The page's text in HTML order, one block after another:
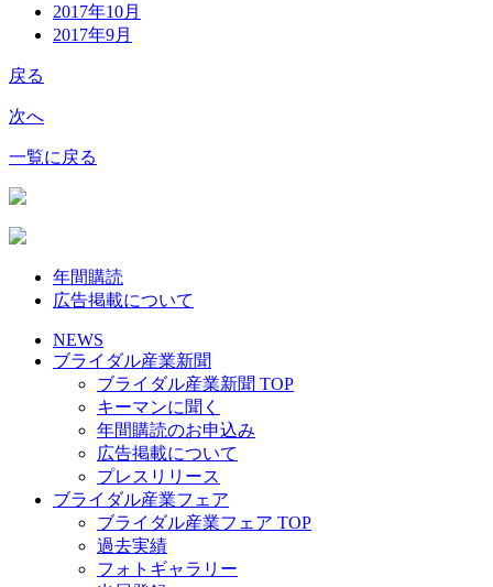
2017年10月
2017年9月
戻る
次へ
一覧に戻る
年間購読
広告掲載について
NEWS
ブライダル産業新聞
ブライダル産業新聞 TOP
キーマンに聞く
年間購読のお申込み
広告掲載について
プレスリリース
ブライダル産業フェア
ブライダル産業フェア TOP
過去実績
フォトギャラリー